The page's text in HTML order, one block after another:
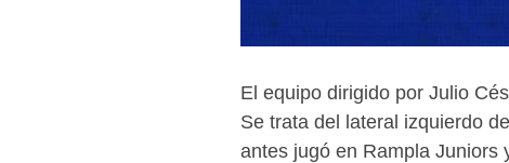
El equipo dirigido por Julio
Se trata del lateral izquierdo
antes jugó en Rampla Juniors